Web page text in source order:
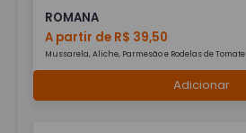
ROMANA
A partir de R$ 39,50
Mussarela, Aliche, Parmesão e Rodelas de Tomate
Adicionar